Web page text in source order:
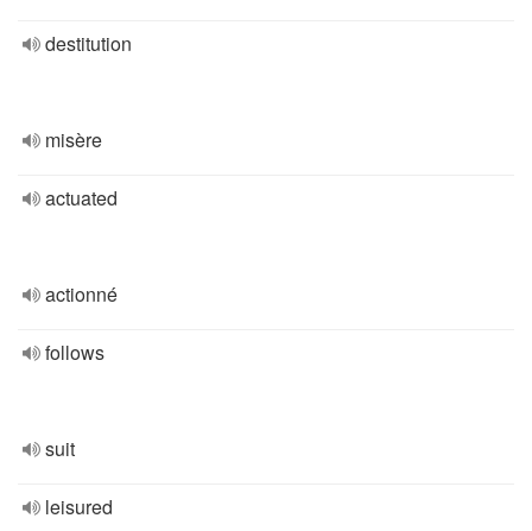
destitution
misère
actuated
actionné
follows
suit
leisured